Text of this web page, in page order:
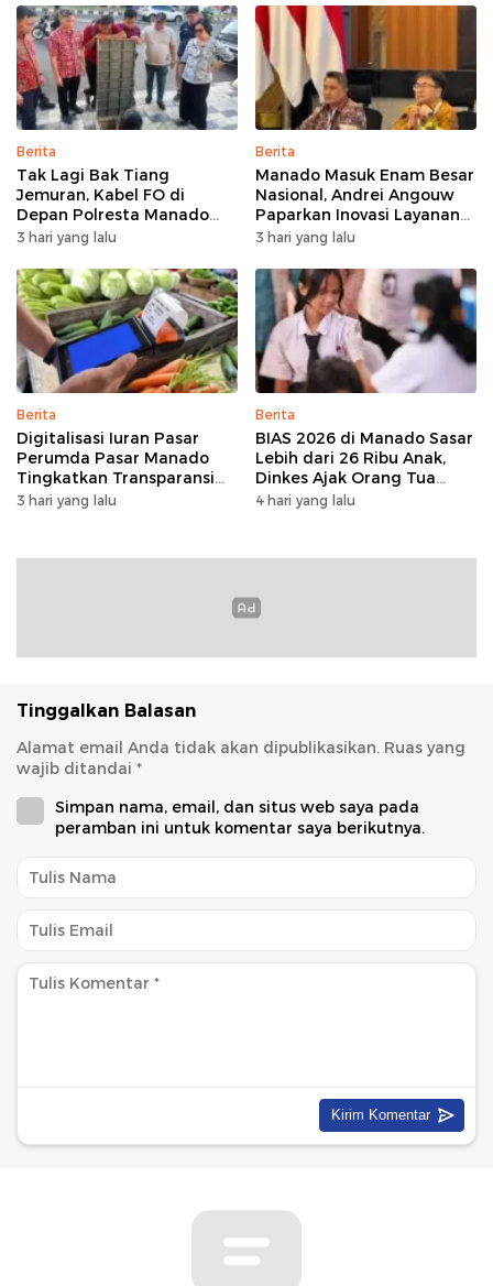
Berita
Tak Lagi Bak Tiang
Jemuran, Kabel FO di
Depan Polresta Manado
Ditata
3 hari yang lalu
Berita
Manado Masuk Enam Besar
Nasional, Andrei Angouw
Paparkan Inovasi Layanan
Investasi di Hadapan Tim
3 hari yang lalu
Berita
Digitalisasi Iuran Pasar
Perumda Pasar Manado
Tingkatkan Transparansi
dan Tata Kelola Keuangan
3 hari yang lalu
Berita
BIAS 2026 di Manado Sasar
Lebih dari 26 Ribu Anak,
Dinkes Ajak Orang Tua
Dukung Imunisasi
4 hari yang lalu
Tinggalkan Balasan
Alamat email Anda tidak akan dipublikasikan. Ruas yang
wajib ditandai *
Simpan nama, email, dan situs web saya pada
peramban ini untuk komentar saya berikutnya.